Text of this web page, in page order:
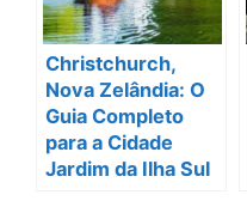
Christchurch,
Nova Zelândia: O
Guia Completo
para a Cidade
Jardim da Ilha Sul